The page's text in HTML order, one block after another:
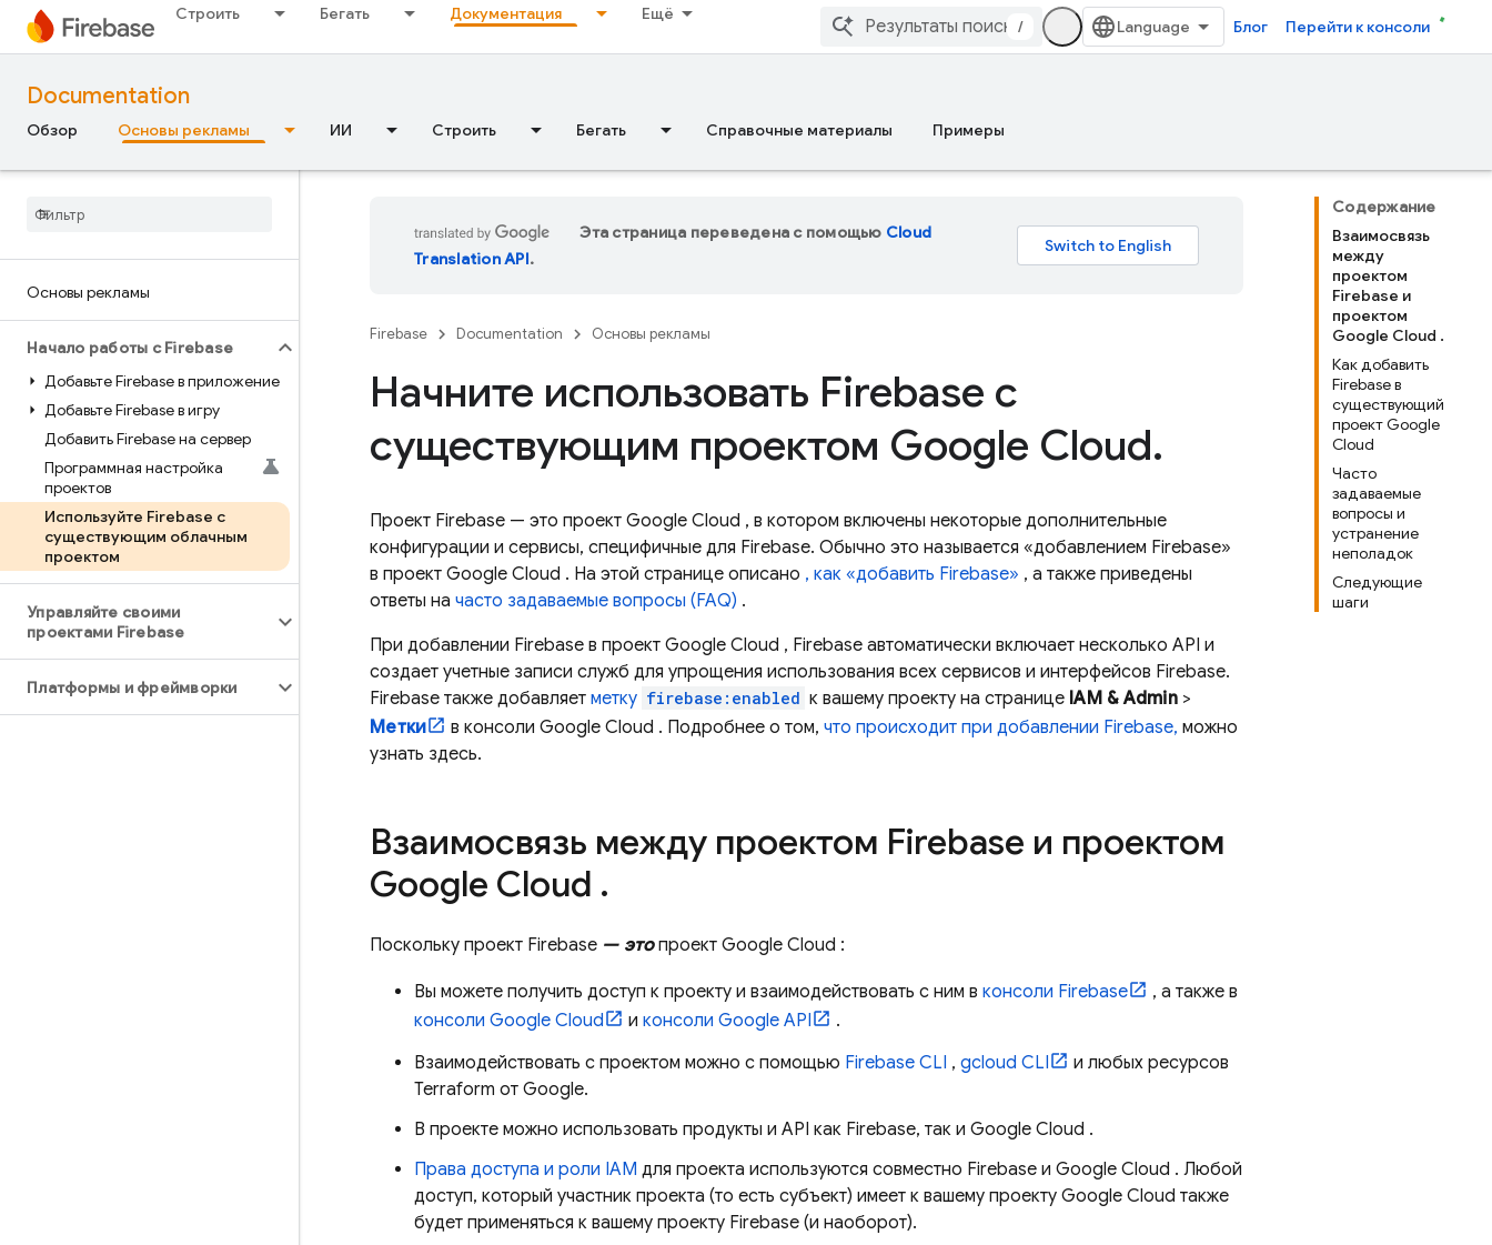
Строить Бегать Документация Ещё
/ Блог Перейти к консоли
Documentation
Обзор Основы рекламы ИИ Строить Бегать Справочные материалы Примеры
Основы рекламы
Начало работы с Firebase
Добавьте Firebase в приложение
Добавьте Firebase в игру
Добавить Firebase на сервер
Программная настройка
проектов
Используйте Firebase с
существующим облачным
проектом
Управляйте своими
проектами Firebase
Платформы и фреймворки
Содержание
Взаимосвязь
между
проектом
Firebase и
проектом
Google Cloud .
Как добавить
Firebase в
существующий
проект Google
Cloud
Часто
задаваемые
вопросы и
устранение
неполадок
Следующие
шаги
Эта страница переведена с помощью Cloud
Translation API.
Firebase Documentation Основы рекламы
Начните использовать Firebase с
существующим проектом Google Cloud.
Проект Firebase — это проект Google Cloud , в котором включены некоторые дополнительные
конфигурации и сервисы, специфичные для Firebase. Обычно это называется «добавлением Firebase»
в проект Google Cloud . На этой странице описано , как «добавить Firebase» , а также приведены
ответы на часто задаваемые вопросы (FAQ) .
При добавлении Firebase в проект Google Cloud , Firebase автоматически включает несколько API и
создает учетные записи служб для упрощения использования всех сервисов и интерфейсов Firebase.
Firebase также добавляет метку firebase:enabled к вашему проекту на странице IAM & Admin>
Метки
в консолиGoogle Cloud . Подробнее о том,что происходит при добавлении Firebase, можно
узнать здесь.
Взаимосвязь между проектом Firebase и проектом
Google Cloud .
Поскольку проект Firebase — этопроектGoogle Cloud :
Вы можете получить доступ к проекту и взаимодействовать с ним в консоли Firebase
, а также в
консоли Google Cloud и консоли Google API
.
Взаимодействовать с проектом можно с помощью Firebase CLI , gcloud CLI
и любых ресурсов
Terraform от Google.
В проекте можно использовать продукты и API как Firebase, так и Google Cloud .
Права доступа и роли IAM для проекта используются совместно Firebase и Google Cloud . Любой
доступ, который участник проекта (то есть субъект) имеет к вашему проекту Google Cloud также
будет применяться к вашему проекту Firebase (и наоборот).